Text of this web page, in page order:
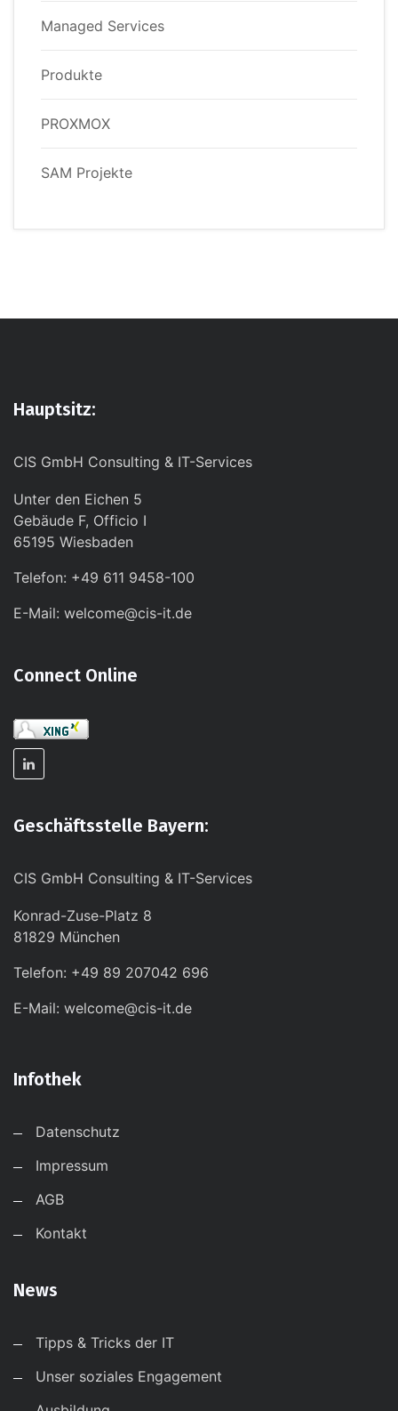
Managed Services
Produkte
PROXMOX
SAM Projekte
Hauptsitz:
CIS GmbH Consulting & IT-Services
Unter den Eichen 5
Gebäude F, Officio I
65195 Wiesbaden
Telefon: +49 611 9458-100
E-Mail: welcome@cis-it.de
Connect Online
Geschäftsstelle Bayern:
CIS GmbH Consulting & IT-Services
Konrad-Zuse-Platz 8
81829 München
Telefon: +49 89 207042 696
E-Mail: welcome@cis-it.de
Infothek
Datenschutz
Impressum
AGB
Kontakt
News
Tipps & Tricks der IT
Unser soziales Engagement